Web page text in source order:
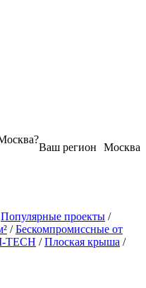
Москва
Ваш регион
?
Популярные проекты /
/Бескомпромиссные от
TECH /Плоская крыша /